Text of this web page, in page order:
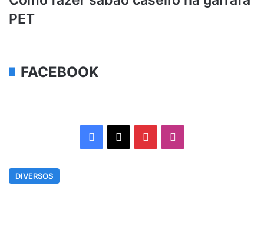
PET
FACEBOOK
Facebook
X Pinterest
DIVERSOS